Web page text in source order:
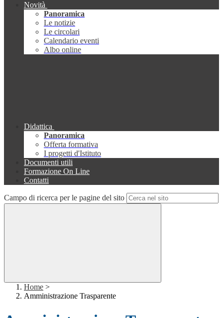
Novità
Panoramica
Le notizie
Le circolari
Calendario eventi
Albo online
Didattica
Panoramica
Offerta formativa
I progetti d'Istituto
Documenti utili
Formazione On Line
Contatti
Campo di ricerca per le pagine del sito
Home >
Amministrazione Trasparente